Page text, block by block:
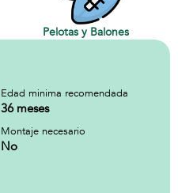
Pelotas y Balones
Edad minima recomendada
36 meses
Montaje necesario
No